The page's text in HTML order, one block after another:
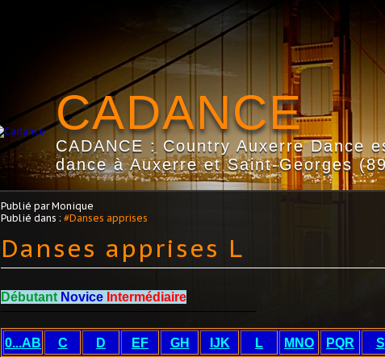
CADANCE
CADANCE : Country Auxerre Dance
dance à Auxerre et Saint-Georges
Publié par Monique
Publié dans : #Danses apprises
Danses apprises L
Débutant Novice Intermédiaire
0...AB C D EF GH IJK L MNO PQR S